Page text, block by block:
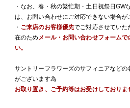
・なお、春・秋の繁忙期・土日祝祭日GW
は、お問い合わせにご対応できない場合が
・ ご来店のお客様優先でご対応させていた
在のため メール・お問い合わせフォーム
い。
サントリーフラワーズのサフィニアなどの
がございます為
お取り置き、ご予約等はお受けしておりま